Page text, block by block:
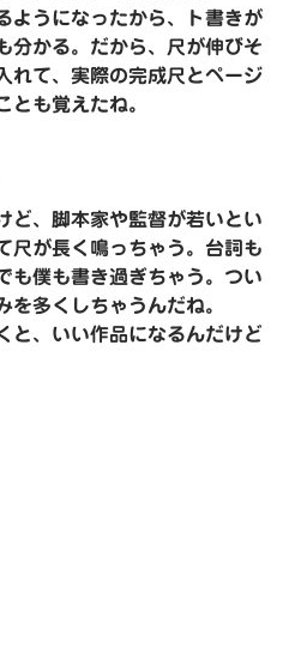
ようになったから、ト書きが
分かる。だから、尺が伸びそ
れて、実際の完成尺とページ
とも覚えたね。
ど、脚本家や監督が若いとい
尺が長く鳴っちゃう。台詞も
も僕も書き過ぎちゃう。つい
を多くしちゃうんだね。
と、いい作品になるんだけど